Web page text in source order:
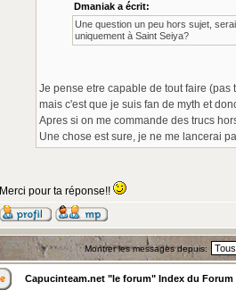
Dmaniak a écrit:
Une question un peu hors sujet,
uniquement à Saint Seiya?
Je pense etre capable de tout faire (pas
mais c'est que je suis fan de myth et
Apres si on me commande des trucs
Une chose est sure, je ne me lancerai
Merci pour ta réponse!!
Montrer les messages depuis:
Capucinteam.net "le forum" Index du Forum